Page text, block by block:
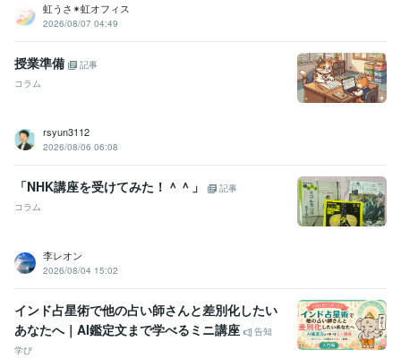
虹うさ✴︎虹オフィス
2026/08/07 04:49
授業準備
記事
コラム
rsyun3112
2026/08/06 06:08
「NHK講座を受けてみた！＾＾」
記事
コラム
李レオン
2026/08/04 15:02
インド占星術で他の占い師さんと差別化したい
あなたへ｜AI鑑定文まで学べるミニ講座
告知
学び